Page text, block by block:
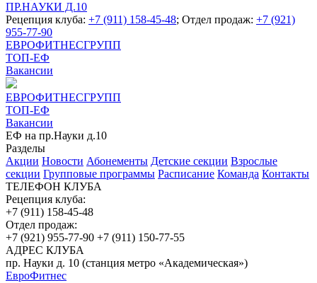
ПР.НАУКИ Д.10
Рецепция клуба: +7 (911) 158-45-48; Отдел продаж: +7 (921)
955-77-90
ЕВРОФИТНЕСГРУПП
ТОП-ЕФ
Вакансии
ЕВРОФИТНЕСГРУПП
ТОП-ЕФ
Вакансии
ЕФ на пр.Науки д.10
Разделы
Акции Новости Абонементы Детские секции Взрослые
секции Групповые программы Расписание Команда Контакты
ТЕЛЕФОН КЛУБА
Рецепция клуба:
+7 (911) 158-45-48
Отдел продаж:
+7 (921) 955-77-90 +7 (911) 150-77-55
АДРЕС КЛУБА
пр. Науки д. 10 (станция метро «Академическая»)
ЕвроФитнес